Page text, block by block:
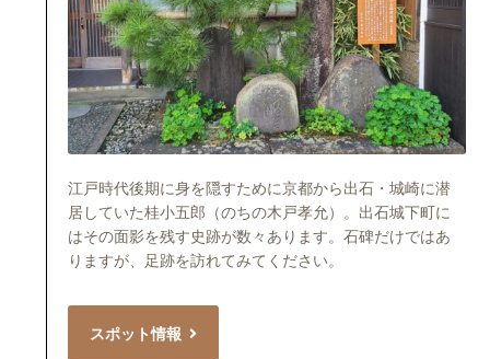
江戸時代後期に身を隠すために京都から出石・城崎に潜
居していた桂小五郎（のちの木戸孝允）。出石城下町に
はその面影を残す史跡が数々あります。石碑だけではあ
りますが、足跡を訪れてみてください。
スポット情報